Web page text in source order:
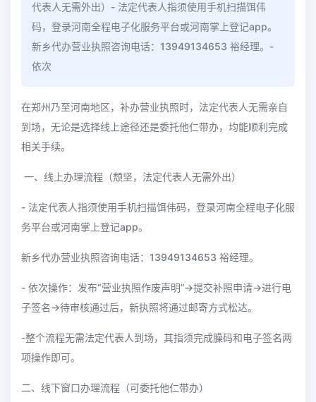
代表人无需外出）- 法定代表人指须使用手机扫描饵伟
码，登录河南全程电子化服务平台或河南掌上登记app。
新乡代办营业执照咨询电话：13949134653 裕经理。-
依次
在郑州乃至河南地区，补办营业执照时，法定代表人无需亲自
到场，无论是选择线上途径还是委托他仁带办，均能顺利完成
相关手续。
一、线上办理流程（颓坚，法定代表人无需外出）
- 法定代表人指须使用手机扫描饵伟码，登录河南全程电子化服
务平台或河南掌上登记app。
新乡代办营业执照咨询电话：13949134653 裕经理。
- 依次操作：发布“营业执照作废声明”→提交补照申请→进行电
子签名→待审核通过后，新执照将通过邮寄方式松达。
-整个流程无需法定代表人到场，其指须完成臊码和电子签名两
项操作即可。
二、线下窗口办理流程（可委托他仁带办）